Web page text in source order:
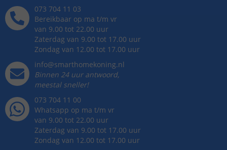
073 704 11 03
Bereikbaar op ma t/m vr
van 9.00 tot 22.00 uur
Zaterdag van 9.00 tot 17.00 uur
Zondag van 12.00 tot 17.00 uur
info@smarthomekoning.nl
Binnen 24 uur antwoord,
meestal sneller!
073 704 11 00
Whatsapp op ma t/m vr
van 9.00 tot 22.00 uur
Zaterdag van 9.00 tot 17.00 uur
Zondag van 12.00 tot 17.00 uur